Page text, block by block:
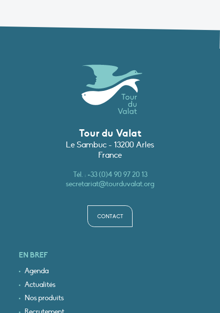
Tour du Valat
Le Sambuc - 13200 Arles
France
Tél. :+33 (0)4 90 97 20 13
secretariat@tourduvalat.org
CONTACT
EN BREF
Agenda
Actualités
Nos produits